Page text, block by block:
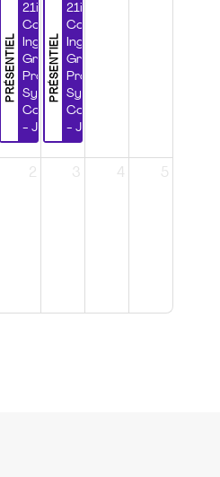
PRÉSENTIEL
21ième
Congrès
Ingénierie
Grands
Projets et
Systèmes
Complexes
- Jour 1
PRÉSENTIEL
21ième
Congrès
Ingénierie
Grands
Projets et
Systèmes
Complexes
- Jour 2
2 3 4 5